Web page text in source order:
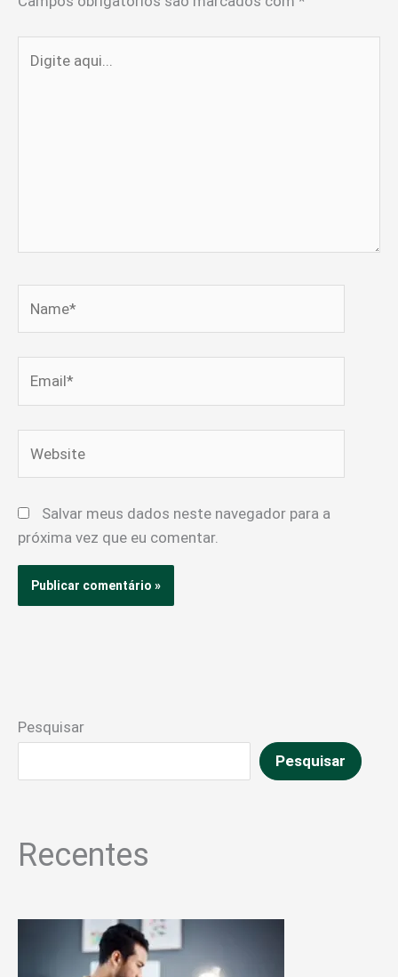
aqui...
Salvar meus dados neste navegador para a
próxima vez que eu comentar.
Pesquisar
Pesquisar
Recentes